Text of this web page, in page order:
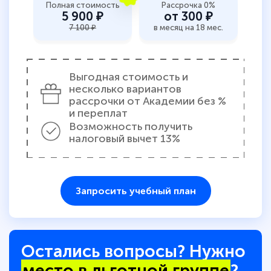
Полная стоимость
5 900 ₽
7 100 ₽
Рассрочка 0%
от 300 ₽
в месяц на 18 мес.
Выгодная стоимость и
несколько вариантов
рассрочки от Академии без %
и переплат
Возможность получить
налоговый вычет 13%
Запросить учебный план
Остались вопросы? Нужно